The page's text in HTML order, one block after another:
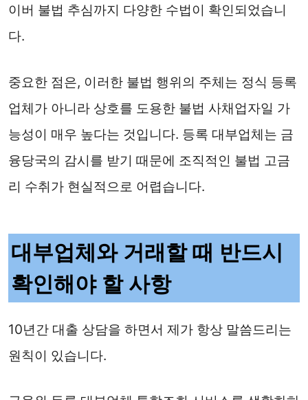
이버 불법 추심까지 다양한 수법이 확인되었습니
다.
중요한 점은, 이러한 불법 행위의 주체는 정식 등록
업체가 아니라 상호를 도용한 불법 사채업자일 가
능성이 매우 높다는 것입니다. 등록 대부업체는 금
융당국의 감시를 받기 때문에 조직적인 불법 고금
리 수취가 현실적으로 어렵습니다.
대부업체와 거래할 때 반드시
확인해야 할 사항
10년간 대출 상담을 하면서 제가 항상 말씀드리는
원칙이 있습니다.